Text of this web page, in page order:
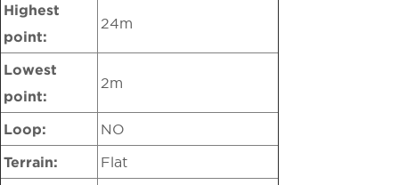
Highest
point:
24m
Lowest
point:
2m
Loop: NO
Terrain: Flat